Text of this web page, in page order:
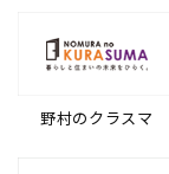
野村のクラスマ